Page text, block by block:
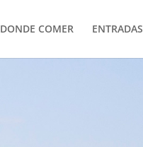
DONDE COMER ENTRADAS